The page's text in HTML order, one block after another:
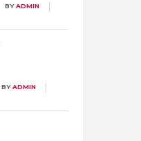
BYADMIN
BYADMIN